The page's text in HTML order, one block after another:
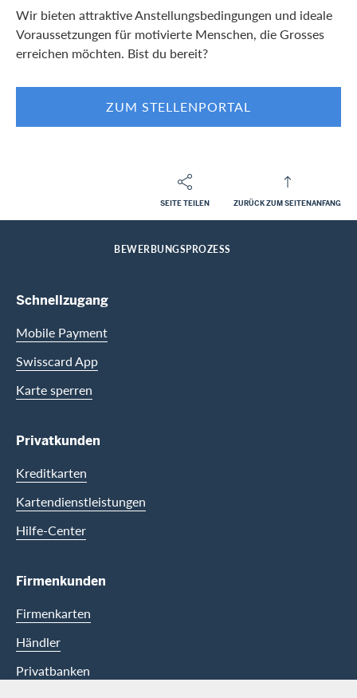
Wir bieten attraktive Anstellungsbedingungen und ideale
Voraussetzungen für motivierte Menschen, die Grosses
erreichen möchten. Bist du bereit?
ZUM STELLENPORTAL
SEITE TEILEN ZURÜCK ZUM SEITENANFANG
Footer
BEWERBUNGSPROZESS
Footer Navigation
Schnellzugang
Mobile Payment
Swisscard App
Karte sperren
Privatkunden
Kreditkarten
Kartendienstleistungen
Hilfe-Center
Firmenkunden
Firmenkarten
Händler
Privatbanken